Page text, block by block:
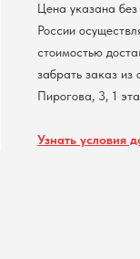
Цена указана
России
стоимостью
забрать заказ
Пирогова, 3, 1
Узнать условия